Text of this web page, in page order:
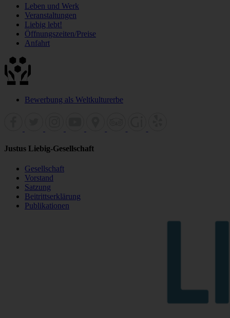
Leben und Werk
Veranstaltungen
Liebig lebt!
Öffnungszeiten/Preise
Anfahrt
Bewerbung als Weltkulturerbe
Justus Liebig-Gesellschaft
Gesellschaft
Vorstand
Satzung
Beitrittserklärung
Publikationen